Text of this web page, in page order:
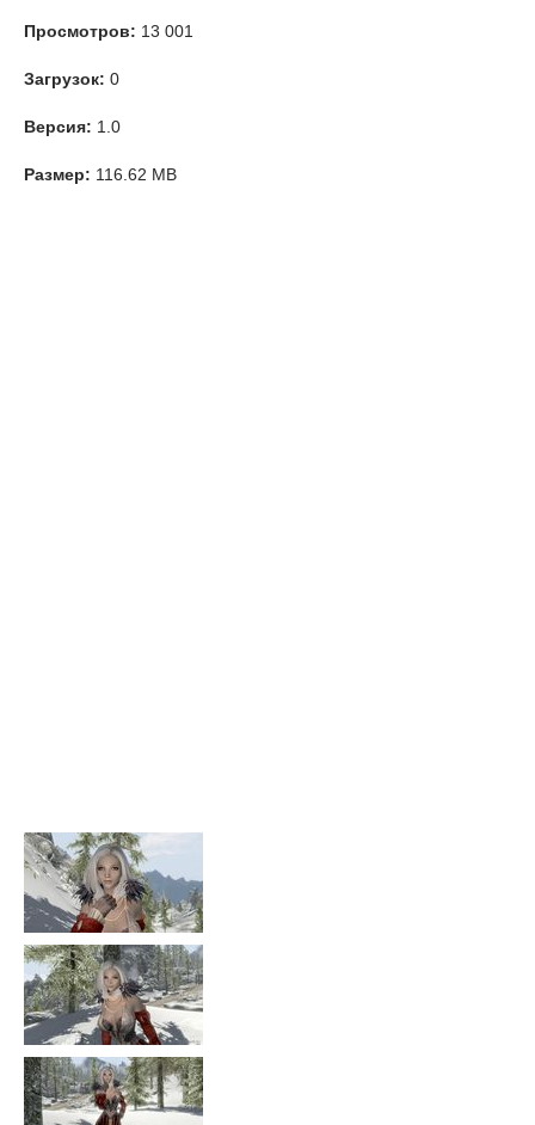
Просмотров: 13 001
Загрузок: 0
Версия: 1.0
Размер: 116.62 MB